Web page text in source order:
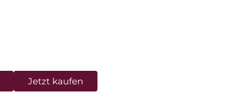
Jetzt kaufen